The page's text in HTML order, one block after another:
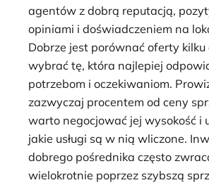
agentów z dobrą reputacją,
opiniami i doświadczeniem na
Dobrze jest porównać oferty kilku
wybrać tę, która najlepiej
potrzebom i oczekiwaniom.
zazwyczaj procentem od ceny
warto negocjować jej wysokość i
jakie usługi są w nią wliczone.
dobrego pośrednika często
wielokrotnie poprzez szybszą